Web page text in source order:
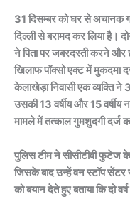
31 दिसम्बर को घर से अचानक
दिल्ली से बरामद कर लिया है।
ने पिता पर जबरदस्ती करने और
खिलाफ पॉक्सो एक्ट में मुकदमा
केलाखेड़ा निवासी एक व्यक्ति ने
उसकी 13 वर्षीय और 15 वर्षीय
मामले में तत्काल गुमशुदगी दर्ज
पुलिस टीम ने सीसीटीवी फुटेज के
जिसके बाद उन्हें वन स्टॉप सेंटर
को बयान देते हुए बताया कि दो